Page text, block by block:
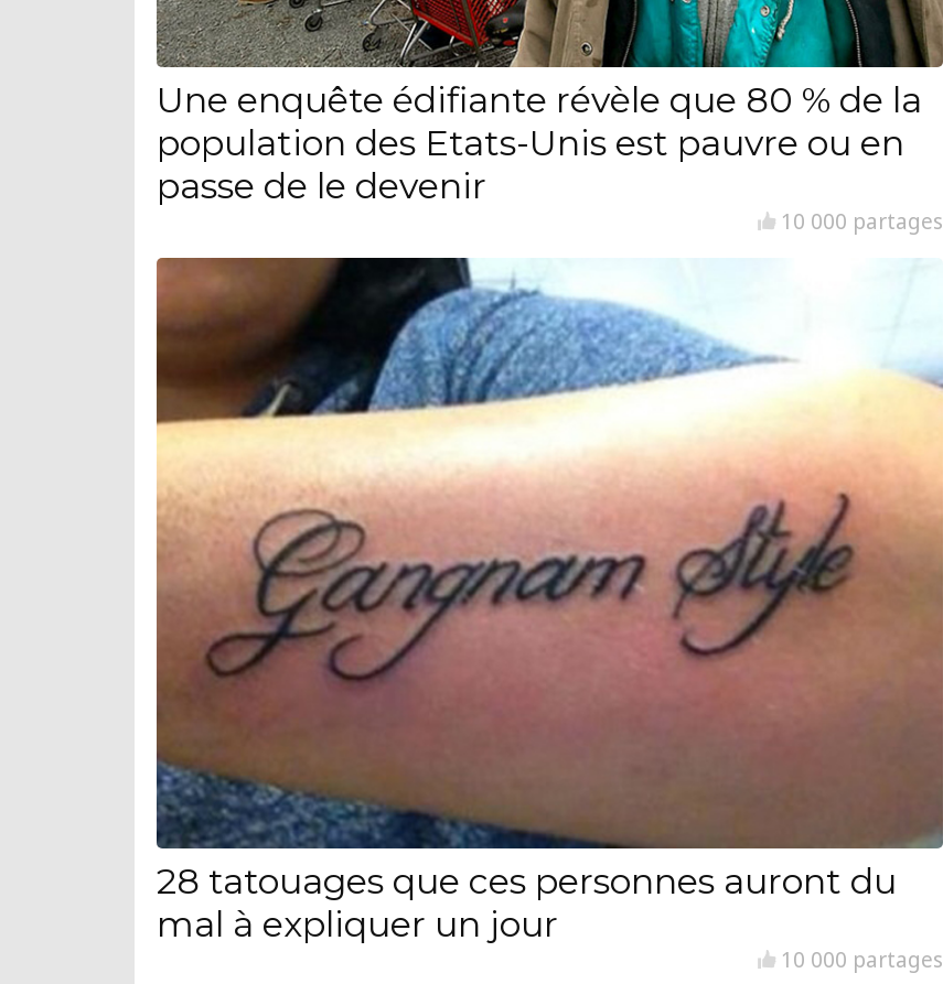
Une enquête édifiante révèle que 80 % de la
population des Etats-Unis est pauvre ou en
passe de le devenir
10 000 partages
28 tatouages que ces personnes auront du
mal à expliquer un jour
10 000 partages